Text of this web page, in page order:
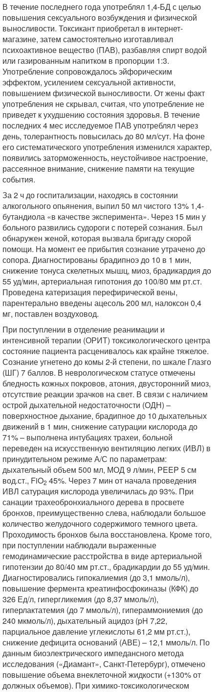
В течение последнего года употреблял 1,4-БД с целью
повышения сексуального возбуждения и физической
выносливости. Токсикант приобретал в интернет-
магазине, затем самостоятельно изготавливал
психоактивное вещество (ПАВ), разбавляя спирт водой
или газированным напитком в пропорции 1:3.
Употребление сопровождалось эйфорическим
эффектом, усилением сексуальной активности,
повышением физической выносливости. От жены факт
употребления не скрывал, считая, что употребление не
приведет к ухудшению состояния здоровья. В течение
последних 4 мес исследуемое ПАВ употреблял через
день, толерантность повысилась до 80 мл/сут. На фоне
его систематического употребления изменился характер,
появились заторможенность, неустойчивое настроение,
рассеянное внимание, снижение памяти на текущие
события.
За 2 ч до госпитализации, находясь в состоянии
алкогольного опьянения, выпил 50 мл чистого 13% 1,4-
бутандиола «в качестве эксперимента». Через 15 мин у
больного развились судороги с потерей сознания. Был
обнаружен женой, которая вызвала бригаду скорой
помощи. На момент ее прибытия сознание утрачено до
сопора. Диагностированы брадипноэ до 10 в 1 мин,
снижение тонуса скелетных мышц, миоз, брадикардия до
55 уд/мин, артериальная гипотония до 100/80 мм рт.ст.
Проведена катеризация перефирической вены,
парентерально введены ацесоль 200 мл, налоксон 0,4
мг, поставлен воздуховод.
При поступлении в отделение реанимации и
интенсивной терапии (ОРИТ) токсикологического центра
состояние пациента расценивалось как крайне тяжелое.
Сознание угнетено до комы 2-й степени, по шкале Глазго
(ШГ) 7 баллов. В неврологическом статусе отмечены
бледность кожных покровов, атония, двусторонний миоз,
отсутствие реакции зрачков на свет. В связи с наличием
острой дыхательной недостаточности (ОДН) –
поверхностное дыхание, брадипное до 10 дыхательных
движений в 1 мин, снижение сатурации кислорода до
71% – выполнена интубациях трахеи, больной
переведен на искусственную вентиляцию легких (ИВЛ) в
принудительном режиме А/С по параметрам:
дыхательный объем 500 мл, МОД 9 л/мин, PEEP 5 см
вод.ст., FiO2 45%. Через 7 мин от начала проведения
ИВЛ сатурация кислорода увеличилась до 93%. При
санации трахеобронхиального дерева в просвете
бронхов, преимущественно слева, наблюдали большое
количество желудочного содержимого темного цвета.
Проходимость бронхов была восстановлена. Кроме того,
при поступлении наблюдали выраженные
гемодинамические расстройства в виде артериальной
гипотензии до 80/40 мм рт.ст., брадикардии до 55 уд/мин.
Диагностировались гипокалиемия (до 3,1 ммоль/л),
повышение фермента креатинфосфокиназы (КФК) до
326 Ед/л, гипергликемия (до 8,37 ммоль/л),
гиперлактатемия (до 7 ммоль/л), гипераммониемия (до
240 мкмоль/л), дыхательный ацидоз (pH 7,22,
парциальное давление углекислоты 61,2 мм рт.ст.),
снижение дефицита оснований (АВЕ) – 12,1 ммоль/л. По
данным биоэлектрического импедансного метода
исследования («Диамант», Санкт-Петербург), отмечено
повышение объема внеклеточной жидкости (+130% от
должных объемов). При химико-токсикологическом